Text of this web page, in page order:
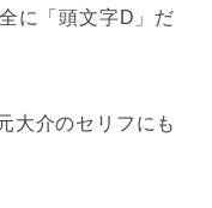
に「頭文字D」だ
大介のセリフにも